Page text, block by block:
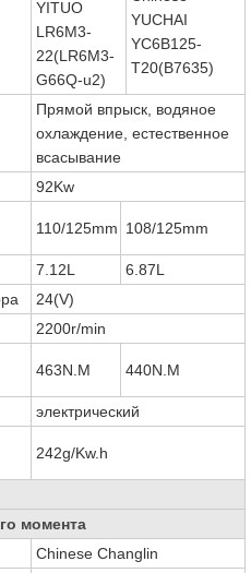
YITUO
LR6M3-
22(LR6M3-
G66Q-u2)
YUCHAI
YC6B125-
T20(B7635)
Прямой впрыск, водяное
охлаждение, естественное
всасывание
92Kw
110/125mm 108/125mm
7.12L
6.87L
24(V)
2200r/min
463N.M 440N.M
электрический
242g/Kw.h
момента
Chinese Changlin